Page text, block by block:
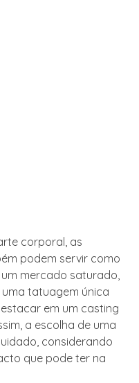
corporal, as
podem servir como
mercado saturado,
tatuagem única
em um casting
a escolha de uma
considerando
que pode ter na